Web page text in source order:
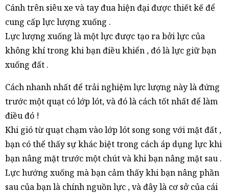
Cánh trên siêu xe và tay đua hiện đại được thiết kế để
cung cấp lực lượng xuống .
Lực lượng xuống là một lực được tạo ra bởi lực của
không khí trong khi bạn điều khiển , đó là lực giữ bạn
xuống đất .
Cách nhanh nhất để trải nghiệm lực lượng này là đứng
trước một quạt có lớp lót, và đó là cách tốt nhất để làm
điều đó !
Khi gió từ quạt chạm vào lớp lót song song với mặt đất ,
bạn có thể thấy sự khác biệt trong cách áp dụng lực khi
bạn nâng mặt trước một chút và khi bạn nâng mặt sau .
Lực hướng xuống mà bạn cảm thấy khi bạn nâng phần
sau của bạn là chính nguồn lực , và đây là cơ sở của cái